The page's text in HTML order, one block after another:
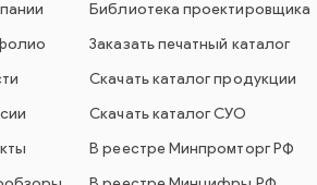
Библиотека проектировщика
Заказать печатный каталог
Скачать каталог продукции
Скачать каталог СУО
В реестре Минпромторг РФ